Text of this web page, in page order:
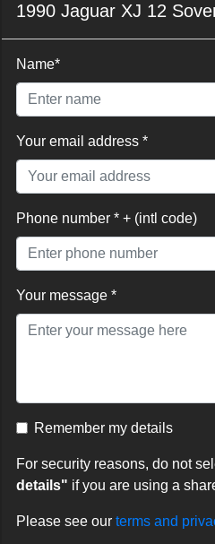
1990 Jaguar XJ 12
Name*
Your email address *
Phone number * + (intl code)
Your message *
Remember my details
For security reasons, do not
details" if you are using a
Please see our terms and